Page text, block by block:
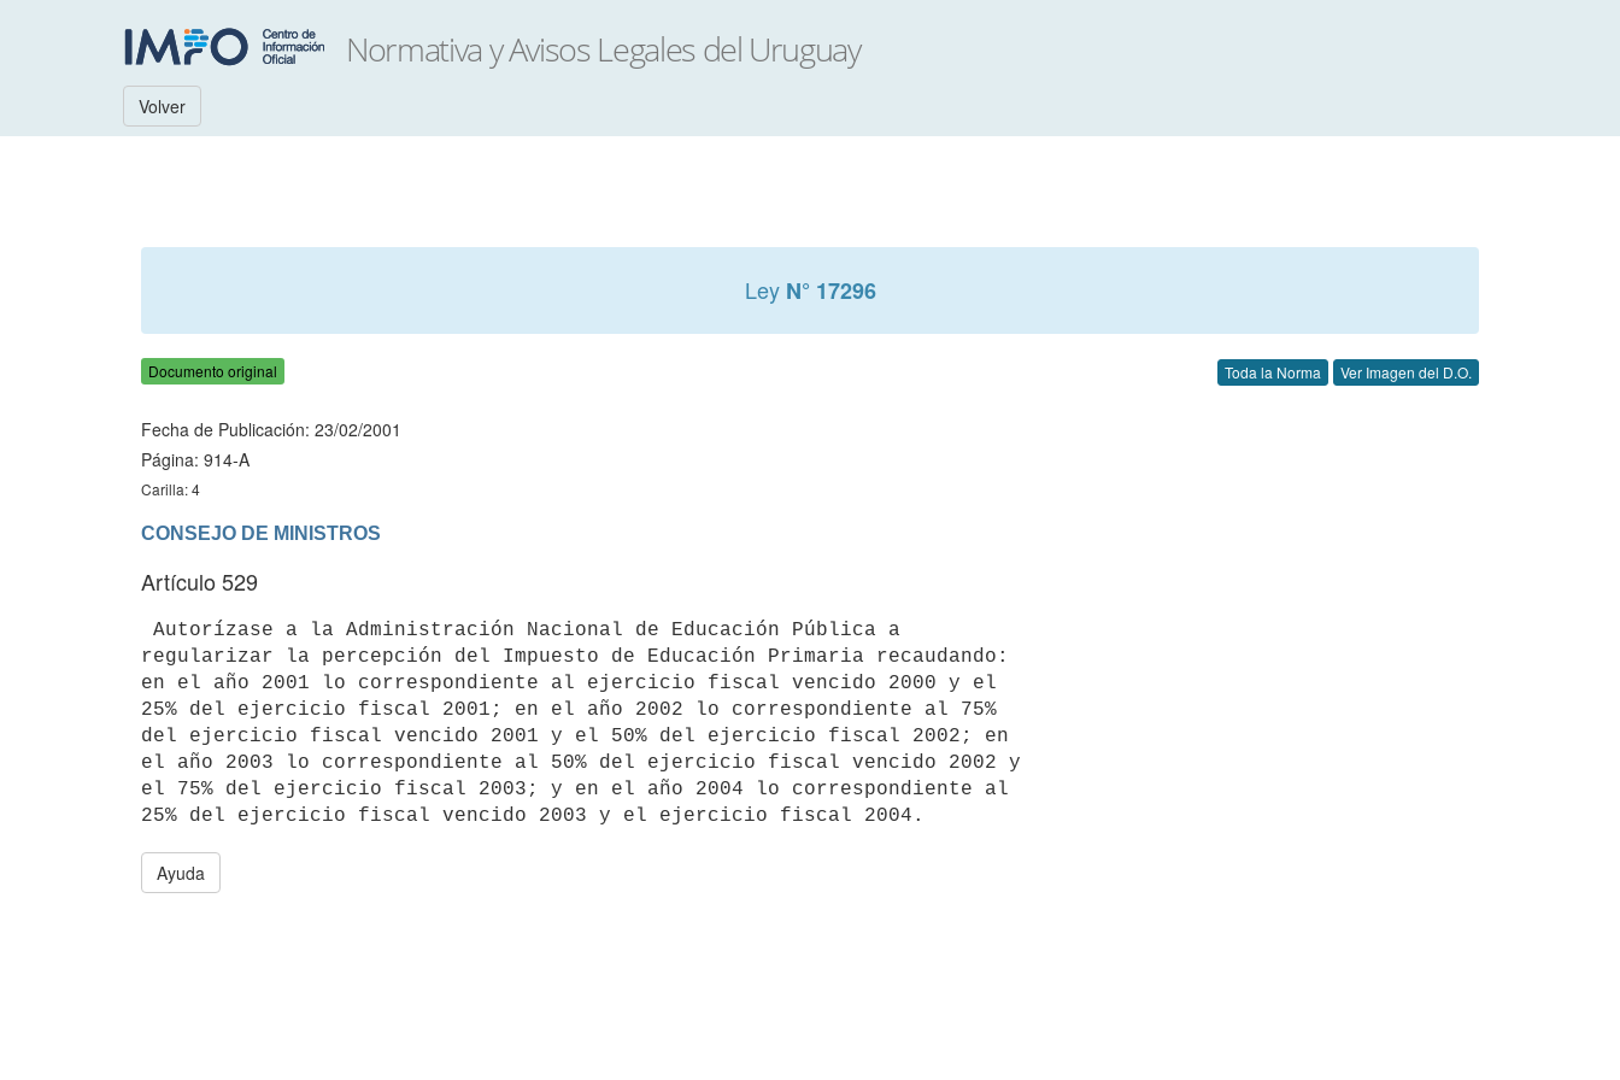
Volver
Ley N° 17296
Documento original Toda la Norma Ver Imagen del D.O.
Fecha de Publicación: 23/02/2001
Página: 914-A
Carilla: 4
CONSEJO DE MINISTROS
Artículo 529
regularizar la percepción del Impuesto de Educación Primaria recaudando:
en el año 2001 lo correspondiente al ejercicio fiscal vencido 2000 y el
25% del ejercicio fiscal 2001; en el año 2002 lo correspondiente al 75%
del ejercicio fiscal vencido 2001 y el 50% del ejercicio fiscal 2002; en
el año 2003 lo correspondiente al 50% del ejercicio fiscal vencido 2002 y
el 75% del ejercicio fiscal 2003; y en el año 2004 lo correspondiente al
Ayuda